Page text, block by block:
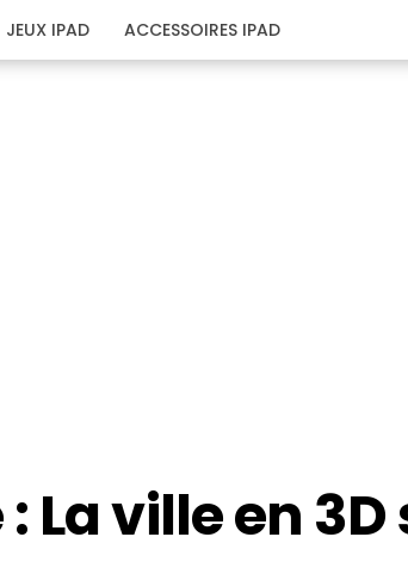
JEUX IPAD ACCESSOIRES IPAD
ville en 3D